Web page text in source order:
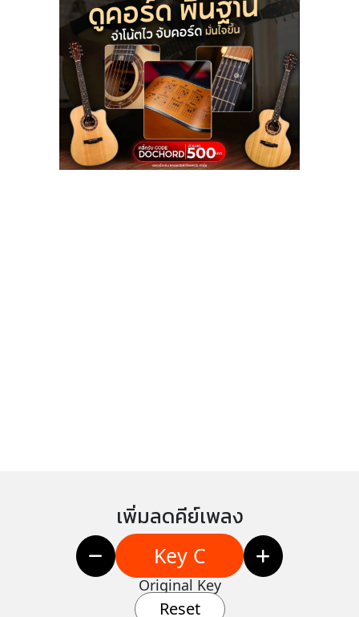
เพิ่มลดคีย์เพลง
Key C
Original Key
Reset